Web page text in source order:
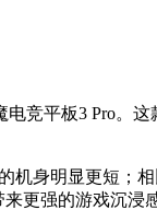
平板3 Pro。
身明显更短
更强的游戏沉浸感